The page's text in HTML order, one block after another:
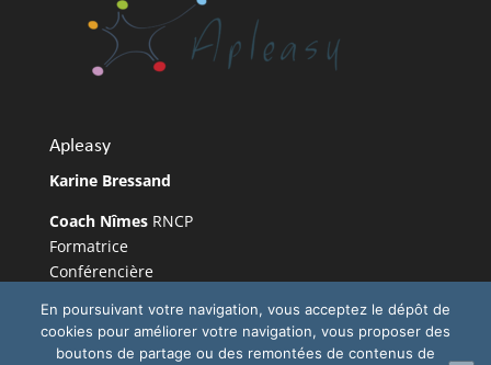
Apleasy
Karine Bressand
Coach NîmesRNCP
Formatrice
Conférencière
demain®
Coach orientation professionnelle Un point pour
En poursuivant votre navigation, vous acceptez le dépôt de
cookies pour améliorer votre navigation, vous proposer des
boutons de partage ou des remontées de contenus de